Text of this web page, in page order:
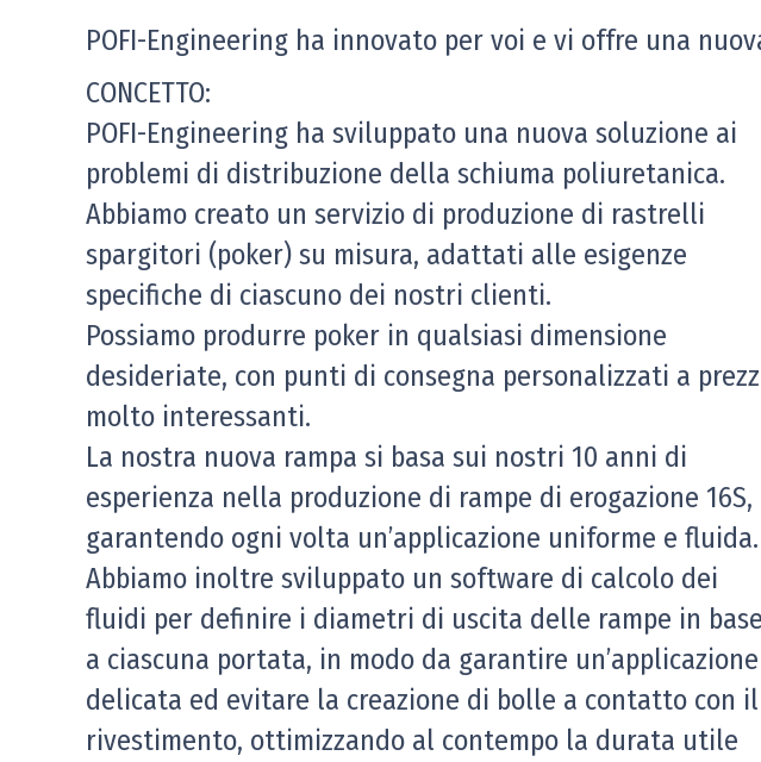
POFI-Engineering ha innovato per voi e vi offre una
CONCETTO:
POFI-Engineering ha sviluppato una nuova soluzione ai
problemi di distribuzione della schiuma poliuretanica.
Abbiamo creato un servizio di produzione di rastrelli
spargitori (poker) su misura, adattati alle esigenze
specifiche di ciascuno dei nostri clienti.
Possiamo produrre poker in qualsiasi dimensione
desideriate, con punti di consegna personalizzati a
molto interessanti.
La nostra nuova rampa si basa sui nostri 10 anni di
esperienza nella produzione di rampe di erogazione 16S,
garantendo ogni volta un’applicazione uniforme e fluida.
Abbiamo inoltre sviluppato un software di calcolo dei
fluidi per definire i diametri di uscita delle rampe in base
a ciascuna portata, in modo da garantire un’applicazione
delicata ed evitare la creazione di bolle a contatto con il
rivestimento, ottimizzando al contempo la durata utile